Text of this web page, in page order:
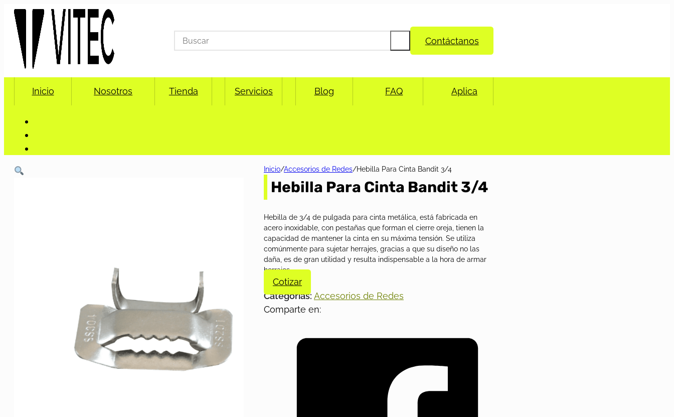
Search
for:
Contáctanos
Inicio Nosotros Tienda Servicios Blog FAQ Aplica
Inicio/Accesorios de Redes/Hebilla Para Cinta Bandit 3/4
Hebilla Para Cinta Bandit 3/4
Hebilla de 3/4 de pulgada para cinta metálica, está fabricada en
acero inoxidable, con pestañas que forman el cierre oreja, tienen la
capacidad de mantener la cinta en su máxima tensión. Se utiliza
comúnmente para sujetar herrajes, gracias a que su diseño no las
daña, es de gran utilidad y resulta indispensable a la hora de armar
herrajes.
Cotizar
Categorías: Accesorios de Redes
Comparte en: